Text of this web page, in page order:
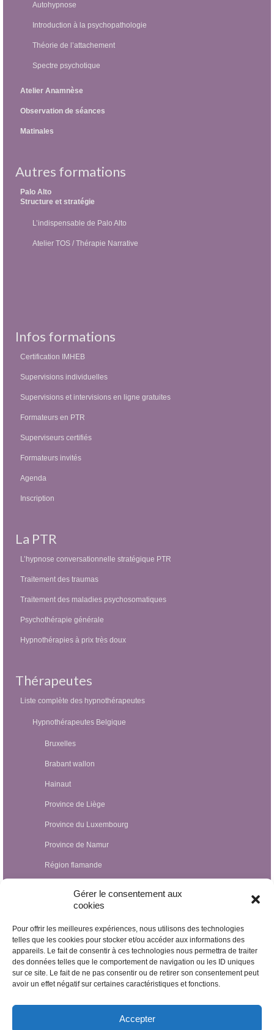
Gérer le consentement aux
cookies
Pour offrir les meilleures expériences, nous utilisons des technologies
telles que les cookies pour stocker et/ou accéder aux informations des
appareils. Le fait de consentir à ces technologies nous permettra de traiter
des données telles que le comportement de navigation ou les ID uniques
sur ce site. Le fait de ne pas consentir ou de retirer son consentement peut
avoir un effet négatif sur certaines caractéristiques et fonctions.
Accepter
Autohypnose
Introduction à la psychopathologie
Théorie de l’attachement
Spectre psychotique
Atelier Anamnèse
Observation de séances
Matinales
Autres formations
Palo Alto
Structure et stratégie
L’indispensable de Palo Alto
Atelier TOS / Thérapie Narrative
Infos formations
Certification IMHEB
Supervisions individuelles
Supervisions et intervisions en ligne gratuites
Formateurs en PTR
Superviseurs certifiés
Formateurs invités
Agenda
Inscription
La PTR
L’hypnose conversationnelle stratégique PTR
Traitement des traumas
Traitement des maladies psychosomatiques
Psychothérapie générale
Hypnothérapies à prix très doux
Thérapeutes
Liste complète des hypnothérapeutes
Hypnothérapeutes Belgique
Bruxelles
Brabant wallon
Hainaut
Province de Liège
Province du Luxembourg
Province de Namur
Région flamande
Hypnothérapeutes Luxembourg
Hypnothérapeutes France
Hypnothérapeutes Suisse
Hypnothérapeutes Pays-Bas
Hypnothérapeutes Espagne